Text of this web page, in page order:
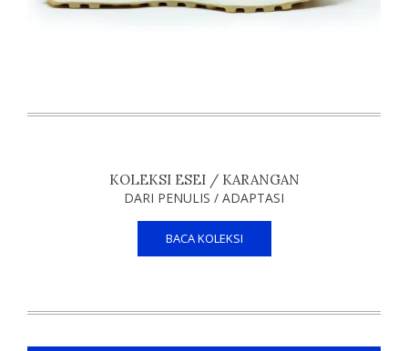
KOLEKSI ESEI / KARANGAN
DARI PENULIS / ADAPTASI
BACA KOLEKSI